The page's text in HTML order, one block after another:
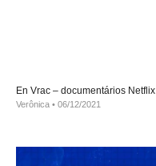
En Vrac – documentários Netflix
Verônica 06/12/2021